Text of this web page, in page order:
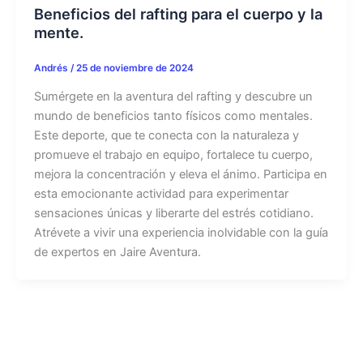
Beneficios del rafting para el cuerpo y la
mente.
Andrés /25 de noviembre de 2024
Sumérgete en la aventura del rafting y descubre un
mundo de beneficios tanto físicos como mentales.
Este deporte, que te conecta con la naturaleza y
promueve el trabajo en equipo, fortalece tu cuerpo,
mejora la concentración y eleva el ánimo. Participa en
esta emocionante actividad para experimentar
sensaciones únicas y liberarte del estrés cotidiano.
Atrévete a vivir una experiencia inolvidable con la guía
de expertos en Jaire Aventura.